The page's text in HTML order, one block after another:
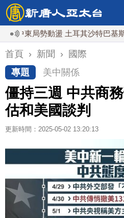
東局勢動盪 土耳其沙特巴基斯坦誓
首頁 › 新聞 ›
國際
專題
美中關係
僵持三週 中共商
估和美國談判
更新時間：2025-05-02 13:20:13